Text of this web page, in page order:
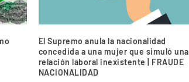
El Supremo anula la nacionalidad
concedida a una mujer que simuló una
relación laboral inexistente | FRAUDE
NACIONALIDAD